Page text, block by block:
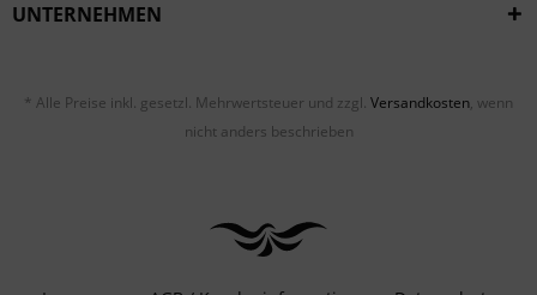
UNTERNEHMEN
* Alle Preise inkl. gesetzl. Mehrwertsteuer und zzgl. Versandkosten, wenn
nicht anders beschrieben